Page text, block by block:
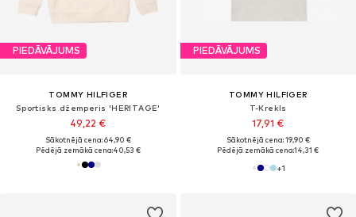
PIEDĀVĀJUMS
TOMMY HILFIGER
Sportisks džemperis 'HERITAGE'
49,22 €
Sākotnējā cena: 64,90 €
Pēdējā zemākā cena:40,53 €
PIEDĀVĀJUMS
TOMMY HILFIGER
T-Krekls
17,91 €
Sākotnējā cena: 19,90 €
Pēdējā zemākā cena:14,31 €
+1